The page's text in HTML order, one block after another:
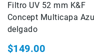
Filtro UV 52 mm K&F
Concept Multicapa
delgado
$149.00